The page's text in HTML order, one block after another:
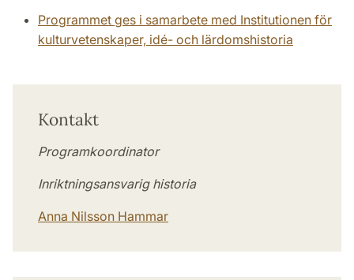
Programmet ges i samarbete med Institutionen för
kulturvetenskaper, idé- och lärdomshistoria
Kontakt
Programkoordinator
Inriktningsansvarig historia
Anna Nilsson Hammar